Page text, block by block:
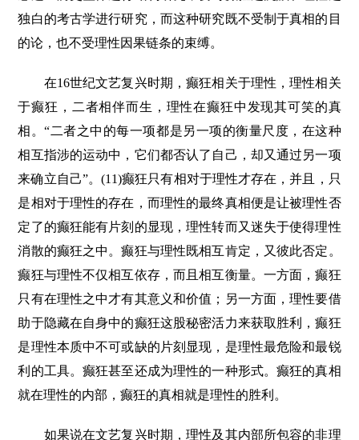
独白的考古学进行研究，而这种研究既不受制于真相的目
的论，也不受理性因果链条的束缚。
在16世纪文艺复兴时期，癫狂相关于理性，理性相关
于癫狂，二者相伴而生，理性在癫狂中发现其可笑的真
相。“二者之中的每一项都是另一项的衡量尺度，在这种
相互指涉的运动中，它们都否认了自己，却又通过另一项
来确立自己”。(11)癫狂只有相对于理性才存在，并且，只
是相对于理性的存在，而理性的最终真相便是让被理性否
定了的癫狂能有片刻的显现，理性转而又迷失于使得理性
消散的癫狂之中。癫狂与理性既相互肯定，又彼此否定。
癫狂与理性不仅相互依存，而且相互衡量。一方面，癫狂
只有在理性之中才有其意义和价值；另一方面，理性要借
助于隐藏在自身中的癫狂这股秘密活力来获取胜利，癫狂
是理性本质中不可或缺的片刻显现，是理性最危险和最锐
利的工具。癫狂甚至还成为理性的一种形式。癫狂的真相
就在理性的内部，癫狂的真相就是理性的胜利。
如果说在文艺复兴时期，理性及其内部所包容的非理